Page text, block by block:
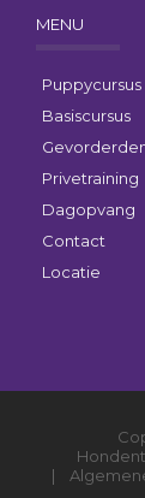
MENU
Puppycursus
Basiscursus
Privetraining
Dagopvang
Contact
Locatie
|